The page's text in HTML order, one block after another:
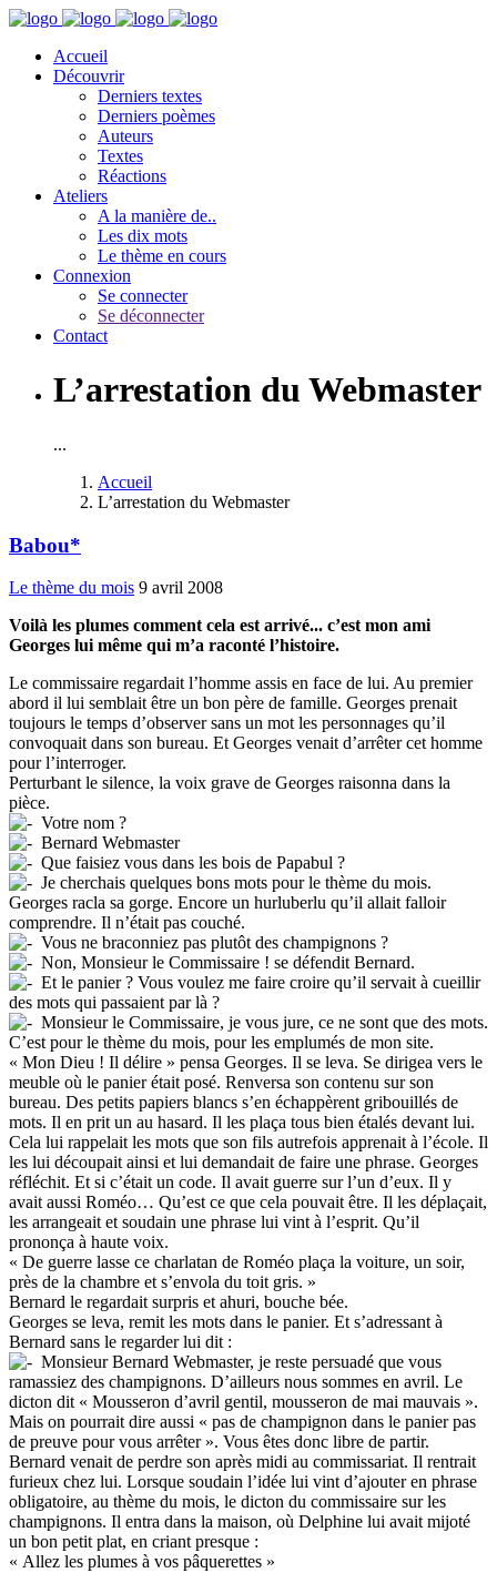
Accueil
Découvrir
Derniers textes
Derniers poèmes
Auteurs
Textes
Réactions
Ateliers
A la manière de..
Les dix mots
Le thème en cours
Connexion
Se connecter
Se déconnecter
Contact
L’arrestation du Webmaster
...
Accueil
L’arrestation du Webmaster
Babou*
Le thème du mois 9 avril 2008
Voilà les plumes comment cela est arrivé... c’est mon ami
Georges lui même qui m’a raconté l’histoire.
Le commissaire regardait l’homme assis en face de lui. Au premier
abord il lui semblait être un bon père de famille. Georges prenait
toujours le temps d’observer sans un mot les personnages qu’il
convoquait dans son bureau. Et Georges venait d’arrêter cet homme
pour l’interroger.
Perturbant le silence, la voix grave de Georges raisonna dans la
pièce.
Votre nom ?
Bernard Webmaster
Que faisiez vous dans les bois de Papabul ?
Je cherchais quelques bons mots pour le thème du mois.
Georges racla sa gorge. Encore un hurluberlu qu’il allait falloir
comprendre. Il n’était pas couché.
Vous ne braconniez pas plutôt des champignons ?
Non, Monsieur le Commissaire ! se défendit Bernard.
Et le panier ? Vous voulez me faire croire qu’il servait à cueillir
des mots qui passaient par là ?
Monsieur le Commissaire, je vous jure, ce ne sont que des mots.
C’est pour le thème du mois, pour les emplumés de mon site.
« Mon Dieu ! Il délire » pensa Georges. Il se leva. Se dirigea vers le
meuble où le panier était posé. Renversa son contenu sur son
bureau. Des petits papiers blancs s’en échappèrent gribouillés de
mots. Il en prit un au hasard. Il les plaça tous bien étalés devant lui.
Cela lui rappelait les mots que son fils autrefois apprenait à l’école. Il
les lui découpait ainsi et lui demandait de faire une phrase. Georges
réfléchit. Et si c’était un code. Il avait guerre sur l’un d’eux. Il y
avait aussi Roméo… Qu’est ce que cela pouvait être. Il les déplaçait,
les arrangeait et soudain une phrase lui vint à l’esprit. Qu’il
prononça à haute voix.
« De guerre lasse ce charlatan de Roméo plaça la voiture, un soir,
près de la chambre et s’envola du toit gris. »
Bernard le regardait surpris et ahuri, bouche bée.
Georges se leva, remit les mots dans le panier. Et s’adressant à
Bernard sans le regarder lui dit :
Monsieur Bernard Webmaster, je reste persuadé que vous
ramassiez des champignons. D’ailleurs nous sommes en avril. Le
dicton dit « Mousseron d’avril gentil, mousseron de mai mauvais ».
Mais on pourrait dire aussi « pas de champignon dans le panier pas
de preuve pour vous arrêter ». Vous êtes donc libre de partir.
Bernard venait de perdre son après midi au commissariat. Il rentrait
furieux chez lui. Lorsque soudain l’idée lui vint d’ajouter en phrase
obligatoire, au thème du mois, le dicton du commissaire sur les
champignons. Il entra dans la maison, où Delphine lui avait mijoté
un bon petit plat, en criant presque :
« Allez les plumes à vos pâquerettes »